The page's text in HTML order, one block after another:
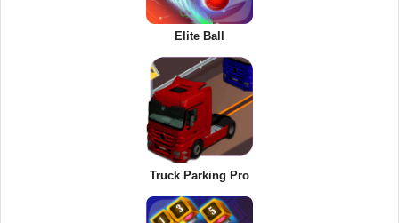
Elite Ball
Truck Parking Pro